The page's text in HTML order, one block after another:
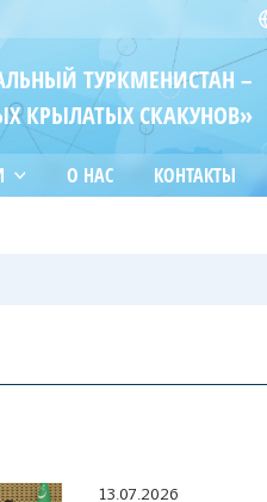
ТУРКМЕНИСТАН –
КРЫЛАТЫХ СКАКУНОВ»
О НАС КОНТАКТЫ
13.07.2026